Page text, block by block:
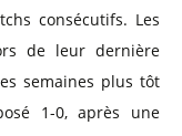
consécutifs. Les
de leur dernière
semaines plus tôt
1-0, après une